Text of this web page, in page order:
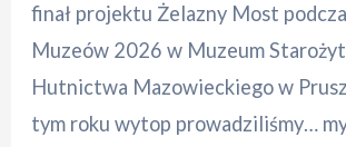
finał projektu Żelazny Most
Muzeów 2026 w Muzeum
Hutnictwa Mazowieckiego w
tym roku wytop prowadziliśmy…